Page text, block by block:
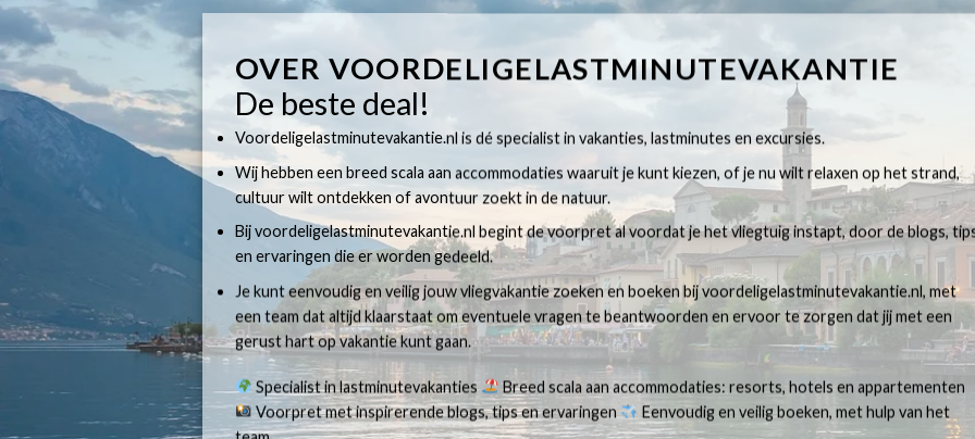
OVER VOORDELIGELASTMINUTEVAKANTIE
De beste deal!
Voordeligelastminutevakantie.nl is dé specialist in vakanties, lastminutes en excursies.
Wij hebben een breed scala aan accommodaties waaruit je kunt kiezen, of je nu wilt relaxen op het strand,
cultuur wilt ontdekken of avontuur zoekt in de natuur.
Bij voordeligelastminutevakantie.nl begint de voorpret al voordat je het vliegtuig instapt, door de blogs,
en ervaringen die er worden gedeeld.
Je kunt eenvoudig en veilig jouw vliegvakantie zoeken en boeken bij voordeligelastminutevakantie.nl, met
een team dat altijd klaarstaat om eventuele vragen te beantwoorden en ervoor te zorgen dat jij met een
gerust hart op vakantie kunt gaan.
Specialist in lastminutevakanties
Breed scala aan accommodaties: resorts, hotels en appartementen
Voorpret met inspirerende blogs, tips en ervaringen
Eenvoudig en veilig boeken, met hulp van het